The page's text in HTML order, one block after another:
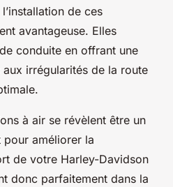
de ces
avantageuse. Elles
conduite en offrant une
irrégularités de la route
à air se révèlent être un
pour améliorer la
de votre Harley-Davidson
donc parfaitement dans la